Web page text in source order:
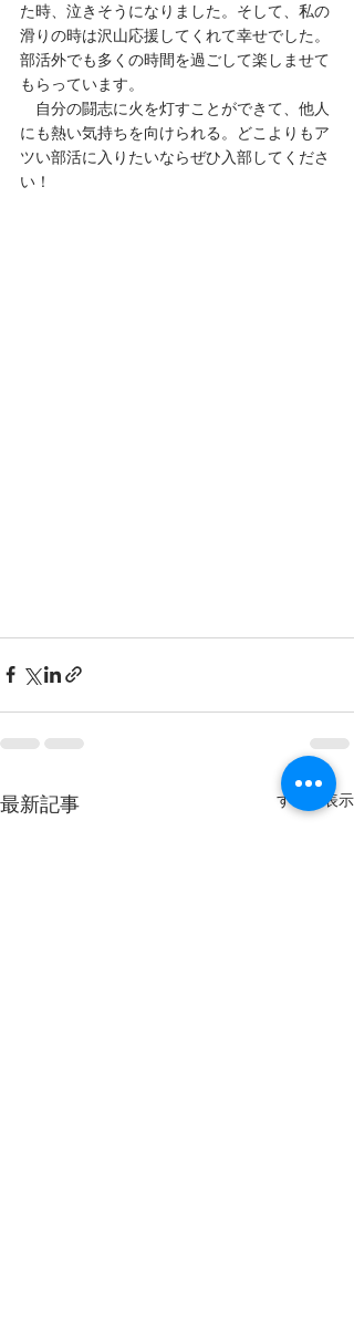
た時、泣きそうになりました。そして、私の
滑りの時は沢山応援してくれて幸せでした。
部活外でも多くの時間を過ごして楽しませて
もらっています。
自分の闘志に火を灯すことができて、他人
にも熱い気持ちを向けられる。どこよりもア
ツい部活に入りたいならぜひ入部してくださ
い！
最新記事 すべて表示